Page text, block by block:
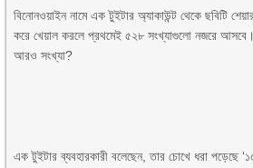
বিনোনওয়াইন নামে এক টুইটার অ্যাকাউন্ট থেকে ছবিটি
করে খেয়াল করলে প্রথমেই ৫২৮ সংখ্যাগুলো নজরে
আরও সংখ্যা?
এক টুইটার ব্যবহারকারী বলেছেন, তার চোখে ধরা